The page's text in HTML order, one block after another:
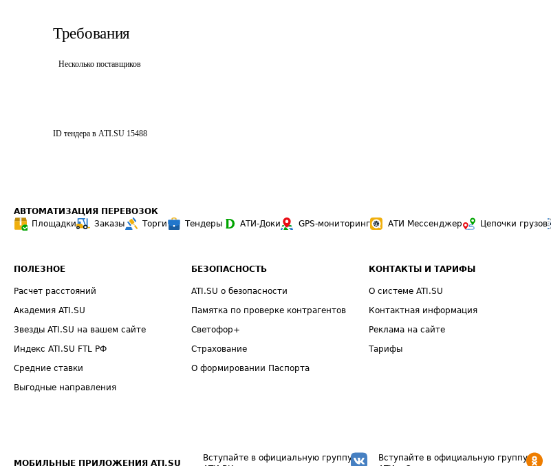
Требования
Несколько поставщиков
ID тендера в ATI.SU 15488
АВТОМАТИЗАЦИЯ ПЕРЕВОЗОК
Площадки
Заказы Торги Тендеры АТИ-Доки GPS-мониторинг АТИ Мессенджер Цепочки грузов
ПОЛЕЗНОЕ
Расчет расстояний
Академия ATI.SU
Звезды ATI.SU на вашем сайте
Индекс ATI.SU FTL РФ
Средние ставки
Выгодные направления
БЕЗОПАСНОСТЬ
ATI.SU о безопасности
Памятка по проверке контрагентов
Светофор+
Страхование
О формировании Паспорта
КОНТАКТЫ И ТАРИФЫ
О системе ATI.SU
Контактная информация
Реклама на сайте
Тарифы
МОБИЛЬНЫЕ ПРИЛОЖЕНИЯ ATI.SU
Вступайте в официальную группу
Вступайте в официальную группу